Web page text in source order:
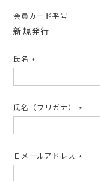
会員カード番号
新規発行
氏名
須)
氏名（フリガナ）
須)
Ｅメールアドレス